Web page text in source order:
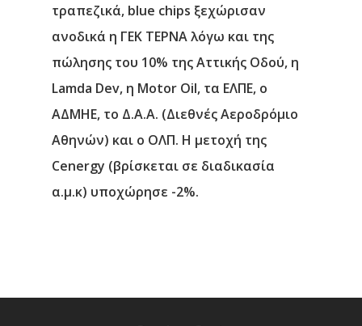
τραπεζικά, blue chips ξεχώρισαν
ανοδικά η ΓΕΚ ΤΕΡΝΑ λόγω και της
πώλησης του 10% της Αττικής Οδού, η
Lamda Dev, η Motor Oil, τα ΕΛΠΕ, ο
ΑΔΜΗΕ, το Δ.Α.Α. (Διεθνές Αεροδρόμιο
Αθηνών) και ο ΟΛΠ. Η μετοχή της
Cenergy (βρίσκεται σε διαδικασία
α.μ.κ) υποχώρησε -2%.